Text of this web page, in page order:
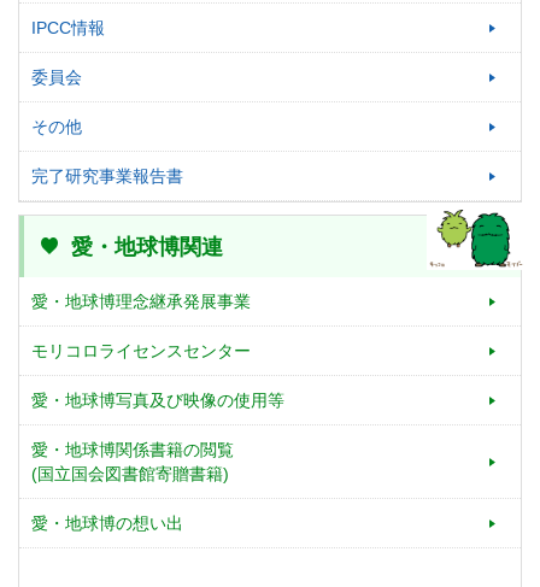
IPCC情報
委員会
その他
完了研究事業報告書
愛・地球博関連
愛・地球博理念継承発展事業
モリコロライセンスセンター
愛・地球博写真及び映像の使用等
愛・地球博関係書籍の閲覧
(国立国会図書館寄贈書籍)
愛・地球博の想い出